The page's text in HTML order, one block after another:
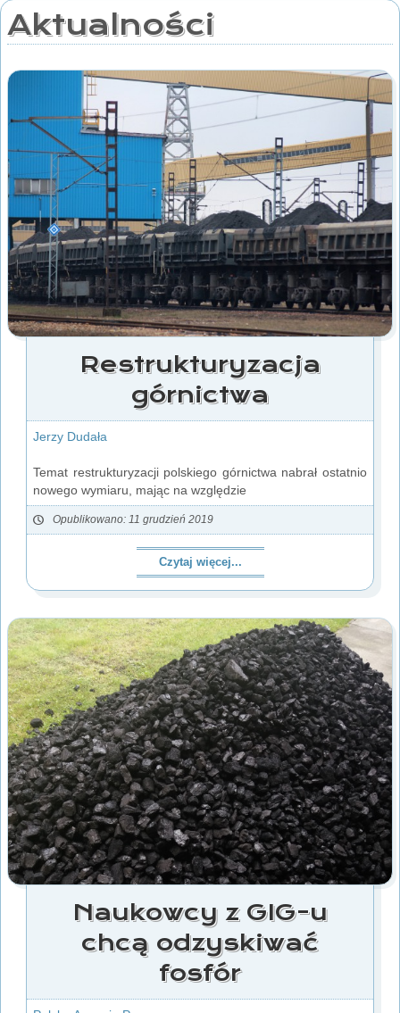
Aktualności
Restrukturyzacja
górnictwa
Jerzy Dudała
Temat restrukturyzacji polskiego górnictwa nabrał ostatnio
nowego wymiaru, mając na względzie
Opublikowano: 11 grudzień 2019
Czytaj więcej...
Naukowcy z GIG-u
chcą odzyskiwać
fosfór